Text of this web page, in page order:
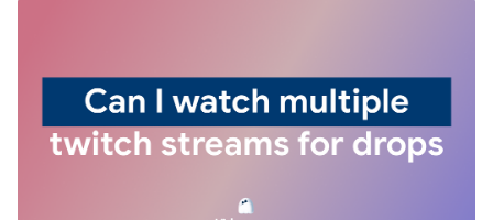
trước khi áp dụng bất kỳ giải pháp nào.